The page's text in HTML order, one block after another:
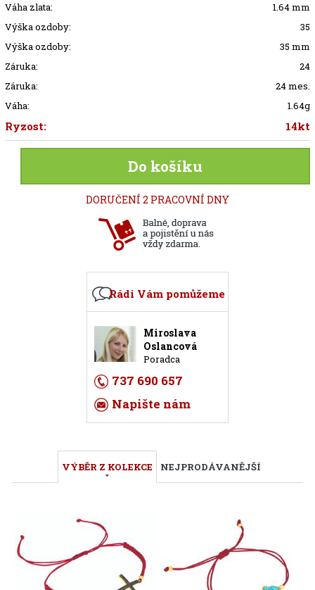
Váha zlata:
1.64 mm
Výška ozdoby:
35
Výška ozdoby:
35 mm
Záruka:
24
Záruka:
24 mes.
Váha:
1.64g
Ryzost: 14kt
Do košíku
DORUČENÍ 2 PRACOVNÍ DNY
Rádi Vám pomůžeme
Miroslava
Oslancová
Poradca
737 690 657
Napište nám
VÝBĚR Z KOLEKCE NEJPRODÁVANĚJŠÍ